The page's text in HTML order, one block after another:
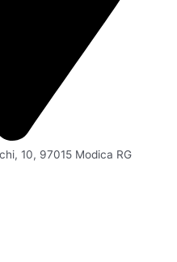
10, 97015 Modica RG